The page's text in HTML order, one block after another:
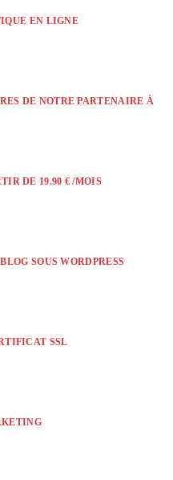
EN LIGNE
DE NOTRE PARTENAIRE À
DE 19.90 € /MOIS
SOUS WORDPRESS
SSL